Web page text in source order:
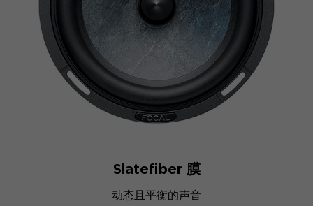
Slatefiber 膜
动态且平衡的声音